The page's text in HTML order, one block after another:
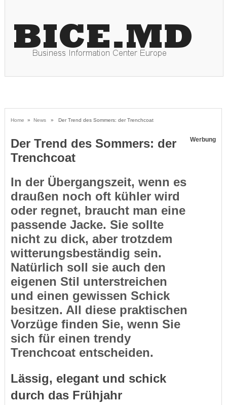
Home » News» Der Trend des Sommers: der Trenchcoat
Der Trend des Sommers: der
Trenchcoat
Werbung
In der Übergangszeit, wenn es
draußen noch oft kühler wird
oder regnet, braucht man eine
passende Jacke. Sie sollte
nicht zu dick, aber trotzdem
witterungsbeständig sein.
Natürlich soll sie auch den
eigenen Stil unterstreichen
und einen gewissen Schick
besitzen. All diese praktischen
Vorzüge finden Sie, wenn Sie
sich für einen trendy
Trenchcoat entscheiden.
Lässig, elegant und schick
durch das Frühjahr